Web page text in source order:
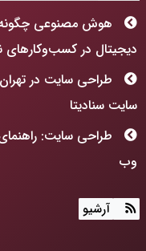
هوش مصنوعی چگونه
دیجیتال در کسب‌وکارهای
طراحی سایت در
سایت سنادیتا
طراحی سایت:
وب
طراحی سایت: فراتر
آرشیو